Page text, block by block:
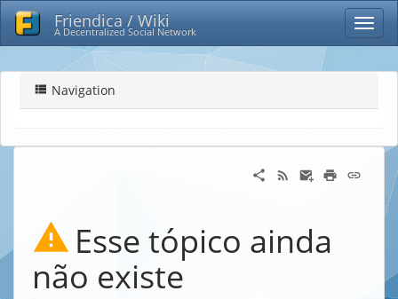
Friendica / Wiki
A Decentralized Social Network
Navigation
Esse tópico ainda
não existe